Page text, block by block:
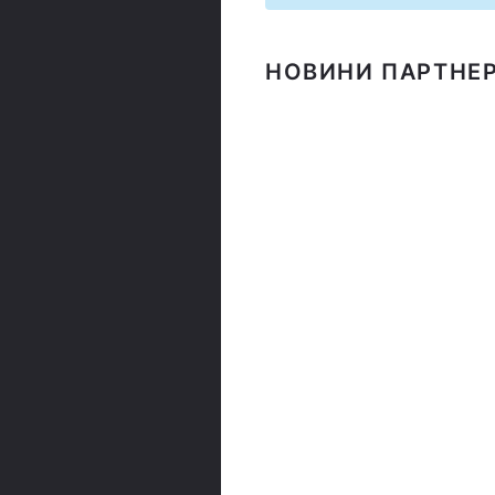
НОВИНИ